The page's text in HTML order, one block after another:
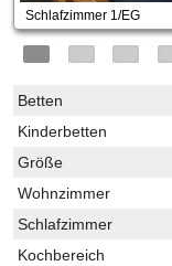
Schlafzimmer 1/EG
Betten
Kinderbetten
Größe
Wohnzimmer
Schlafzimmer
Kochbereich